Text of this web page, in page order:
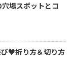
場スポットとコ
び♥折り方＆切り方